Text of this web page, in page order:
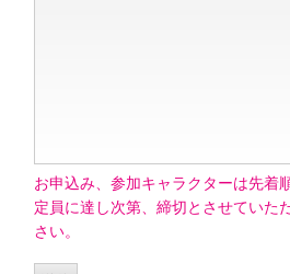
お申込み、参加キャラクターは先着
定員に達し次第、締切とさせていた
さい。